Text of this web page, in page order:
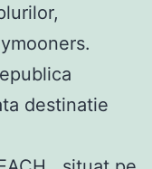
destinatie